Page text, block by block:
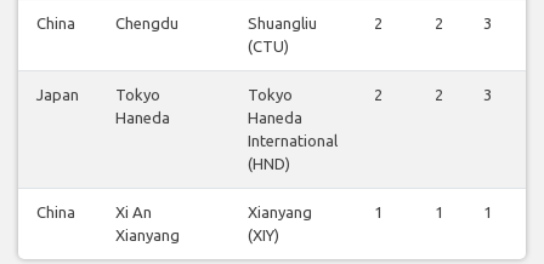
China Chengdu
Shuangliu
(CTU)
2 2 3
Japan
Tokyo
Haneda
Tokyo
Haneda
International
(HND)
2 2 3
China
Xi An
Xianyang
Xianyang
(XIY)
1 1 1